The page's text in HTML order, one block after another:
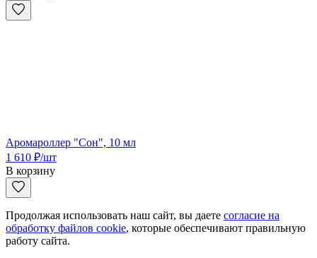
Аромароллер "Сон", 10 мл
1 610 ₽/шт
В корзину
Продолжая использовать наш сайт, вы даете согласие на
обработку файлов cookie, которые обеспечивают правильную
работу сайта.